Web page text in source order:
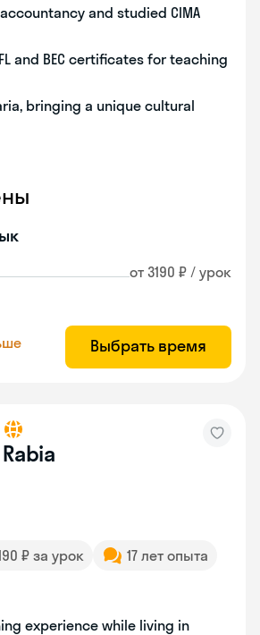
accountancy and studied CIMA
and BEC certificates for teaching
bringing a unique cultural
от 3190 ₽ / урок
Выбрать время
Rabia
₽ за урок
17 лет опыта
experience while living in